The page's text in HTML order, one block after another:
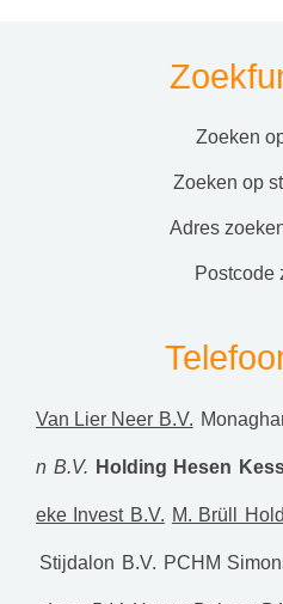
zoeken
zoeken op
adres
Van Lier Neer B.V.
n B.V. Holding Hesen
eke Invest B.V. M. Brüll
Stijdalon B.V. PCHM